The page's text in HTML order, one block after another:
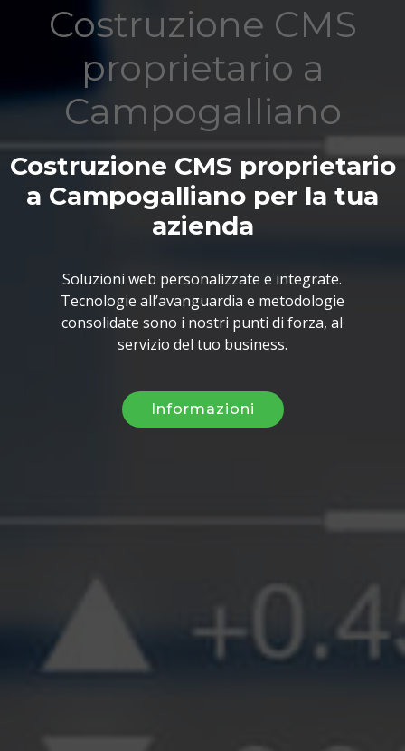
Costruzione CMS
proprietario a
Campogalliano
Costruzione CMS proprietario
a Campogalliano per la tua
azienda
Soluzioni web personalizzate e integrate.
Tecnologie all’avanguardia e metodologie
consolidate sono i nostri punti di forza, al
servizio del tuo business.
Informazioni